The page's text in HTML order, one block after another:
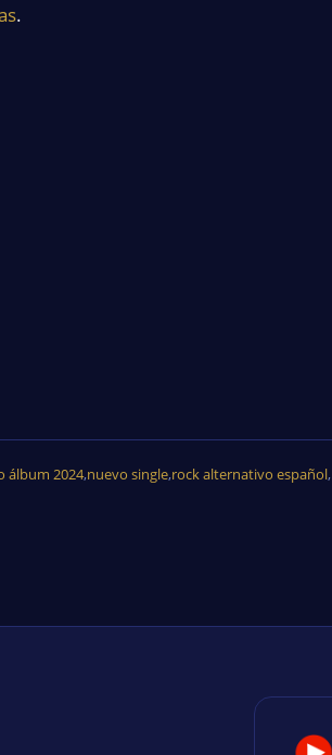
.
álbum 2024,nuevo single,rock alternativo español,